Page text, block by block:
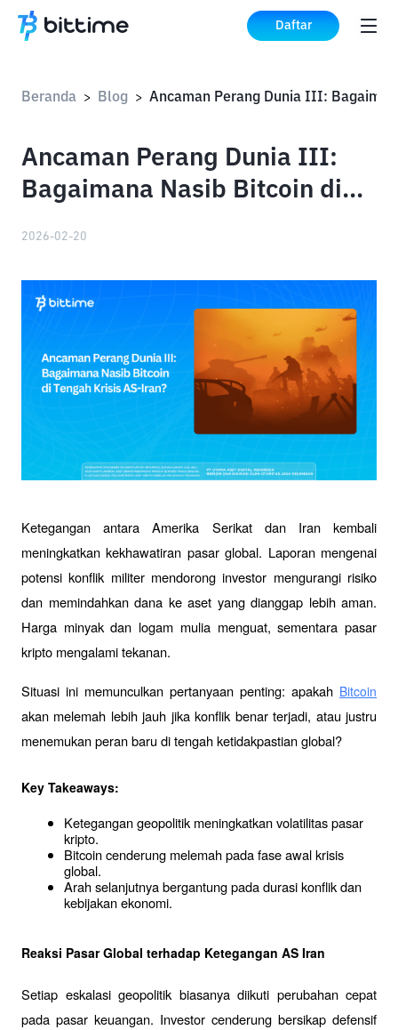
Daftar
Beranda > Blog >
Ancaman Perang Dunia III:
Bagaimana Nasib Bitcoin di
2026-02-20
Ketegangan antara Amerika Serikat dan Iran kembali
meningkatkan kekhawatiran pasar global. Laporan mengenai
potensi konflik militer mendorong investor mengurangi risiko
dan memindahkan dana ke aset yang dianggap lebih aman.
Harga minyak dan logam mulia menguat, sementara pasar
kripto mengalami tekanan.
Situasi ini memunculkan pertanyaan penting: apakah Bitcoin
akan melemah lebih jauh jika konflik benar terjadi, atau justru
menemukan peran baru di tengah ketidakpastian global?
Key Takeaways:
Ketegangan geopolitik meningkatkan volatilitas pasar
kripto.
Bitcoin cenderung melemah pada fase awal krisis
global.
Arah selanjutnya bergantung pada durasi konflik dan
kebijakan ekonomi.
Reaksi Pasar Global terhadap Ketegangan AS Iran
Setiap eskalasi geopolitik biasanya diikuti perubahan cepat
pada pasar keuangan. Investor cenderung bersikap defensif